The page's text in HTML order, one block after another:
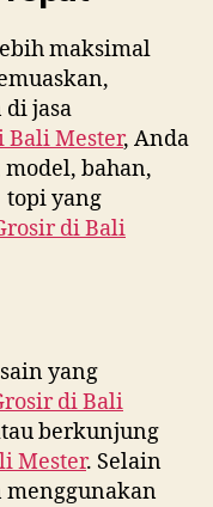
maksimal
jasa
Bali Mester, Anda
bahan,
topi yang
diBali
yang
diBali
berkunjung
Mester. Selain
menggunakan